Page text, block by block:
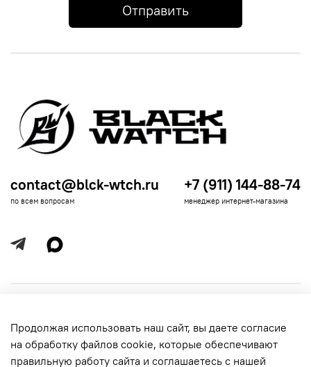
Отправить
Информация для покупателей
contact@blck-wtch.ru
по всем вопросам
+7 (911) 144-88-74
менеджер интернет-магазина
Продолжая использовать наш сайт, вы даете согласие
на обработку файлов cookie, которые обеспечивают
правильную работу сайта и соглашаетесь с нашей
обработки